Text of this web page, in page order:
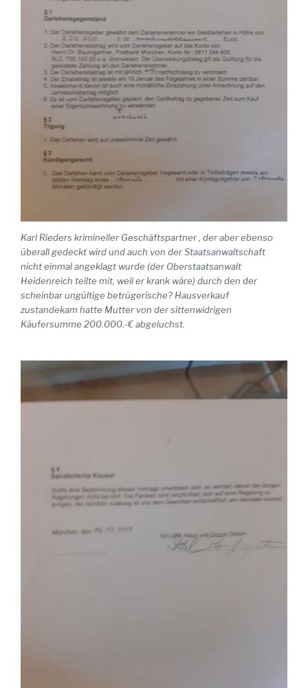
Karl Rieders krimineller Geschäftspartner , der aber ebenso
überall gedeckt wird und auch von der Staatsanwaltschaft
nicht einmal angeklagt wurde (der Oberstaatsanwalt
Heidenreich teilte mit, weil er krank wäre) durch den der
scheinbar ungültige betrügerische? Hausverkauf
zustandekam hatte Mutter von der sittenwidrigen
Käufersumme 200.000.-€ abgeluchst.